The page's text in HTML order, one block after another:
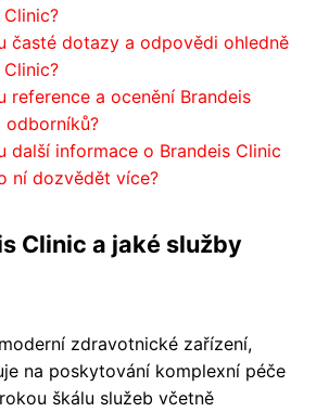
Clinic?
časté dotazy a odpovědi ohledně
Clinic?
reference a ocenění Brandeis
odborníků?
další informace o Brandeis Clinic
ní dozvědět více?
Clinic a jaké služby
zdravotnické zařízení,
na poskytování komplexní péče
škálu služeb včetně